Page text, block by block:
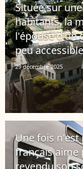
Située sur
habitants, la
l'épouse d'un
peu accessible
29 décembre 2025
Une fois n'est
français aime
revendu son